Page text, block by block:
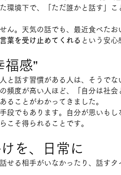
環境下で、「ただ誰かと話す」
ん。天気の話でも、最近食べた
葉を受け止めてくれる という安心
福感”
と話す習慣がある人は、そうでな
頻度が高い人ほど、「自分は社
ることがわかってきました。
段でもあります。自分が思いも
こそ得られることです。
を、日常に
せる相手がいなかったり、話す